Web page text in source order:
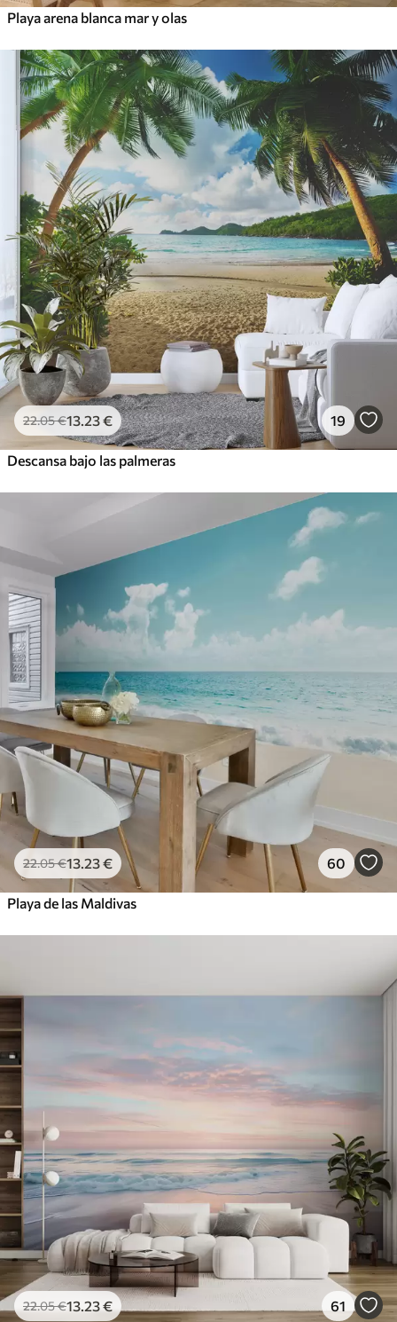
Playa arena blanca mar y olas
22.05€13.23€ 19
Descansa bajo las palmeras
22.05€13.23€ 60
Playa de las Maldivas
22.05€13.23€ 61